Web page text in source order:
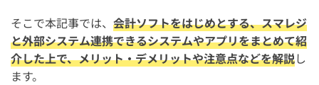
そこで本記事では、 会計ソフトをはじめとする、スマレジ
と外部システム連携できるシステムやアプリをまとめて紹
介した上で、メリット・デメリットや注意点などを解説し
ます。